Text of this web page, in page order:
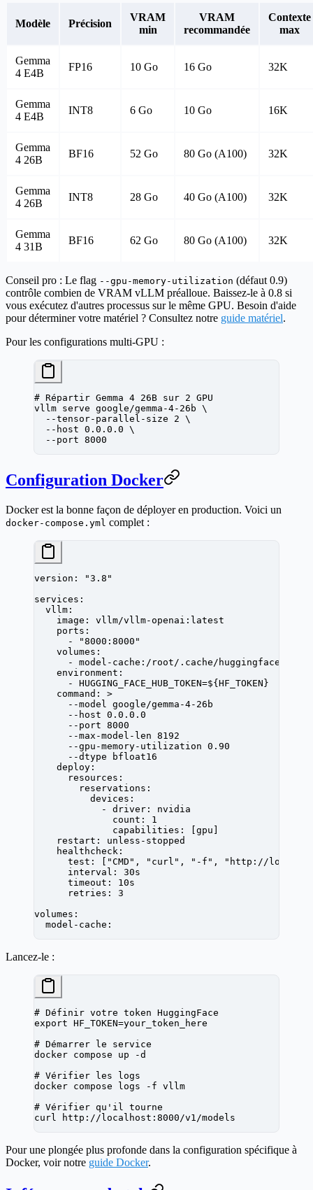
Modèle Précision
VRAM
min
VRAM
recommandée
Contexte
max
Gemma
4 E4B
FP16 10 Go 16 Go 32K
Gemma
4 E4B
INT8 6 Go 10 Go 16K
Gemma
4 26B
BF16 52 Go 80 Go (A100) 32K
Gemma
4 26B
INT8 28 Go 40 Go (A100) 32K
Gemma
4 31B
BF16 62 Go 80 Go (A100) 32K
Conseil pro : Le flag --gpu-memory-utilization (défaut 0.9)
contrôle combien de VRAM vLLM préalloue. Baissez-le à 0.8 si
vous exécutez d'autres processus sur le même GPU. Besoin d'aide
pour déterminer votre matériel ? Consultez notre guide matériel.
Pour les configurations multi-GPU :
# Répartir Gemma 4 26B sur 2 GPU
vllm serve google/gemma-4-26b \
  --tensor-parallel-size
2 \
  --host
0.0.0.0 \
  --port
8000
Configuration Docker
Docker est la bonne façon de déployer en production. Voici un
docker-compose.yml complet :
version :
"3.8"
services :
  vllm
:
    image
: vllm/vllm-openai:latest
    ports
:
      -
"8000:8000"
    volumes
:
      -
model-cache:/root/.cache/huggingface
    environment
:
      -
HUGGING_FACE_HUB_TOKEN=${HF_TOKEN}
    command
: >
      --model google/gemma-4-26b
      --host 0.0.0.0
      --port 8000
      --max-model-len 8192
      --gpu-memory-utilization 0.90
      --dtype bfloat16
    deploy
:
      resources
:
        reservations
:
          devices
:
            -
driver : nvidia
              count
: 1
              capabilities
: [gpu ]
    restart
: unless-stopped
    healthcheck
:
      test
: [ "CMD" , "curl" , "-f" ,
"http://
      interval
: 30s
      timeout
: 10s
      retries
: 3
volumes :
  model-cache
:
Lancez-le :
# Définir votre token HuggingFace
export HF_TOKEN=your_token_here
# Démarrer le service
docker compose up -d
# Vérifier les logs
docker compose logs -f vllm
# Vérifier qu'il tourne
curl
http://localhost:8000/v1/models
Pour une plongée plus profonde dans la configuration spécifique à
Docker, voir notre guide Docker.